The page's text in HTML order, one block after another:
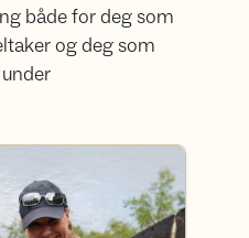
både for deg som
og deg som